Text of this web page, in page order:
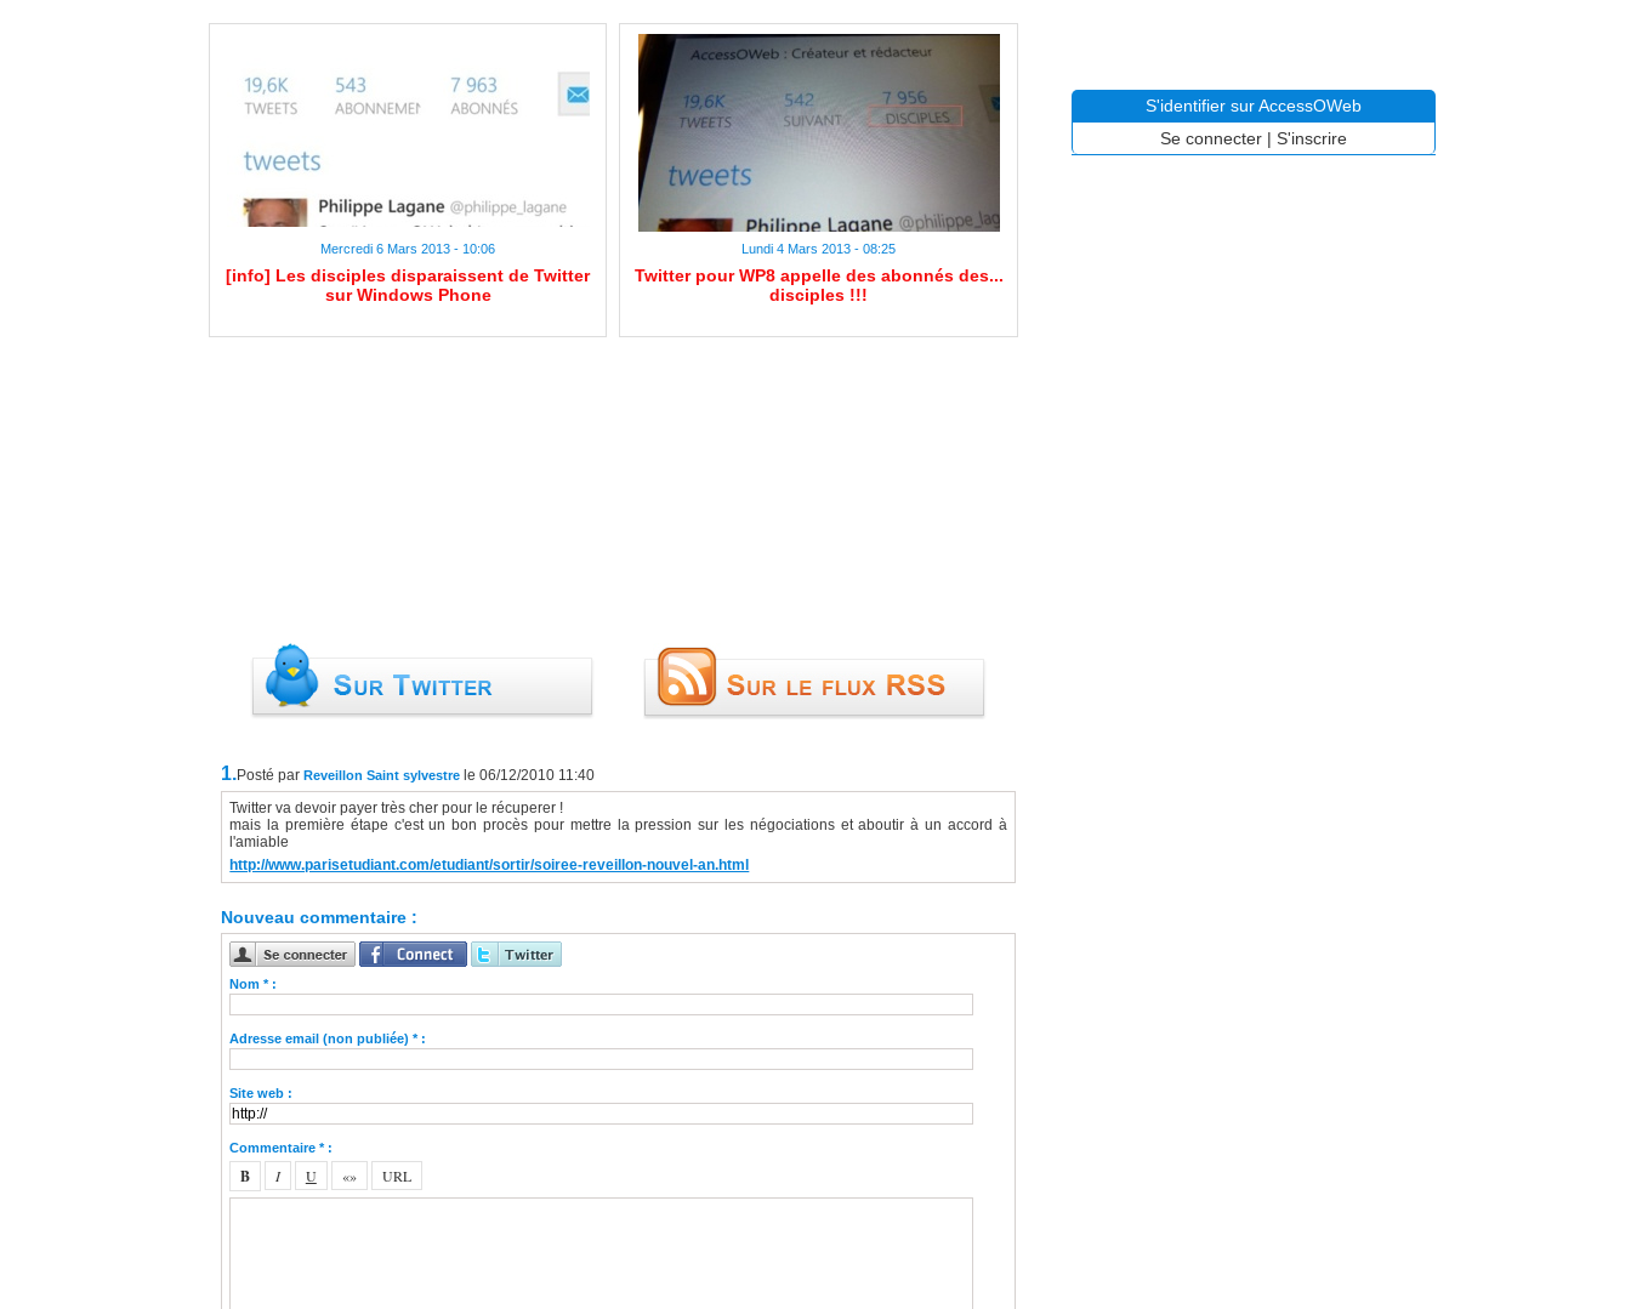
Mercredi 6 Mars 2013 - 10:06
[info] Les disciples disparaissent de Twitter
sur Windows Phone
Lundi 4 Mars 2013 - 08:25
Twitter pour WP8 appelle des abonnés des...
disciples !!!
1.Posté par Reveillon Saint sylvestre le 06/12/2010 11:40
Twitter va devoir payer très cher pour le récuperer !
mais la première étape c'est un bon procès pour mettre la pression sur les négociations et aboutir à un accord à
l'amiable
http://www.parisetudiant.com/etudiant/sortir/soiree-reveillon-nouvel-an.html
Nouveau commentaire :
Nom * :
Adresse email (non publiée) * :
Site web :
Commentaire * :
S'identifier sur AccessOWeb
Se connecter | S'inscrire